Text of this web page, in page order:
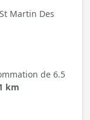
Martin Des
de 6.5
km